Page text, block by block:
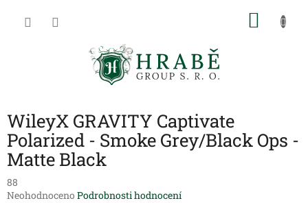
WileyX GRAVITY Captivate
Polarized - Smoke Grey/Black Ops -
Matte Black
88
Průměrné
Neohodnoceno Podrobnosti hodnocení